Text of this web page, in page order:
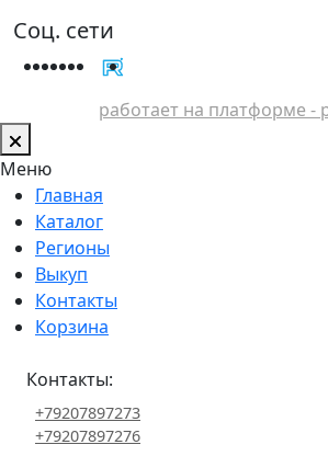
Соц. сети
работает на платформе -
Меню
Главная
Каталог
Регионы
Выкуп
Контакты
Корзина
Контакты:
+79207897273
+79207897276